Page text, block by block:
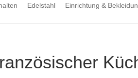
Edelstahl Einrichtung &